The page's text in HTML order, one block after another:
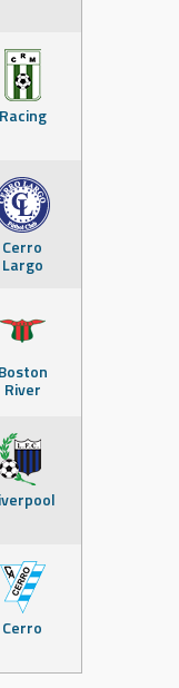
Racing
Cerro
Largo
Boston
River
Cerro